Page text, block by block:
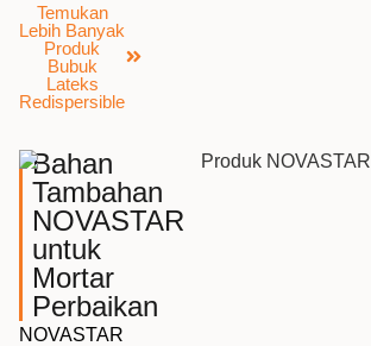
Temukan
Lebih Banyak
Produk
Bubuk
Lateks
Redispersible
Bahan
Tambahan
NOVASTAR
untuk
Mortar
Perbaikan
NOVASTAR